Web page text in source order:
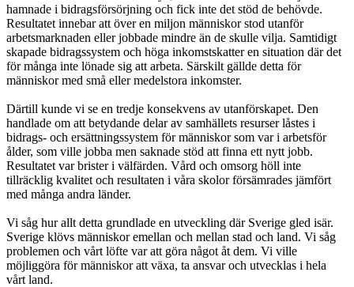
hamnade i bidragsförsörjning och fick inte det stöd de behövde.
Resultatet innebar att över en miljon människor stod utanför
arbetsmarknaden eller jobbade mindre än de skulle vilja. Samtidigt
skapade bidragssystem och höga inkomstskatter en situation där det
för många inte lönade sig att arbeta. Särskilt gällde detta för
människor med små eller medelstora inkomster.
Därtill kunde vi se en tredje konsekvens av utanförskapet. Den
handlade om att betydande delar av samhällets resurser låstes i
bidrags- och ersättningssystem för människor som var i arbetsför
ålder, som ville jobba men saknade stöd att finna ett nytt jobb.
Resultatet var brister i välfärden. Vård och omsorg höll inte
tillräcklig kvalitet och resultaten i våra skolor försämrades jämfört
med många andra länder.
Vi såg hur allt detta grundlade en utveckling där Sverige gled isär.
Sverige klövs människor emellan och mellan stad och land. Vi såg
problemen och vårt löfte var att göra något åt dem. Vi ville
möjliggöra för människor att växa, ta ansvar och utvecklas i hela
vårt land.